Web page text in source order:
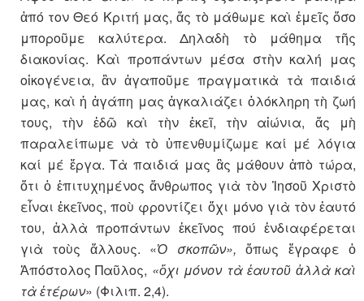
ἀπό τον Θεό Κριτή μας, ἄς τὸ μάθωμε καὶ ἐμεῖς ὅσο
μποροῦμε καλύτερα. Δηλαδὴ τὸ μάθημα τῆς
διακονίας. Καὶ προπάντων μέσα στὴν καλή μας
οἰκογένεια, ἂν ἀγαποῦμε πραγματικὰ τὰ παιδιά
μας, καὶ ἡ ἀγάπη μας ἀγκαλιάζει ὁλόκληρη τὴ ζωή
τους, τὴν ἐδῶ καὶ τὴν ἐκεῖ, τὴν αἰώνια, ἄς μὴ
παραλείπωμε νὰ τὸ ὑπενθυμίζωμε καί μέ λόγια
καί μέ ἔργα. Τὰ παιδιά μας ἂς μάθουν ἀπὸ τώρα,
ὅτι ὁ ἐπιτυχημένος ἄνθρωπος γιὰ τὸν Ἰησοῦ Χριστὸ
εἶναι ἐκεῖνος, ποὺ φροντίζει ὄχι μόνο γιὰ τὸν ἑαυτό
του, ἀλλὰ προπάντων ἐκεῖνος πού ἐνδιαφέρεται
γιὰ τοὺς ἄλλους. «Ὁ σκοπῶν»,ὅπως ἔγραφε ὁ
Ἀπόστολος Παῦλος, «ὄχι μόνον τὰ ἑαυτοῦ ἀλλὰ καὶ
τὰ ἑτέρων» (Φιλιπ. 2,4).